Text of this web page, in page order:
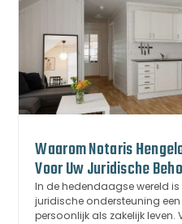
Waarom Notaris
Voor Uw Juridische
In de hedendaagse wereld
juridische ondersteuning
persoonlijk als zakelijk leven.